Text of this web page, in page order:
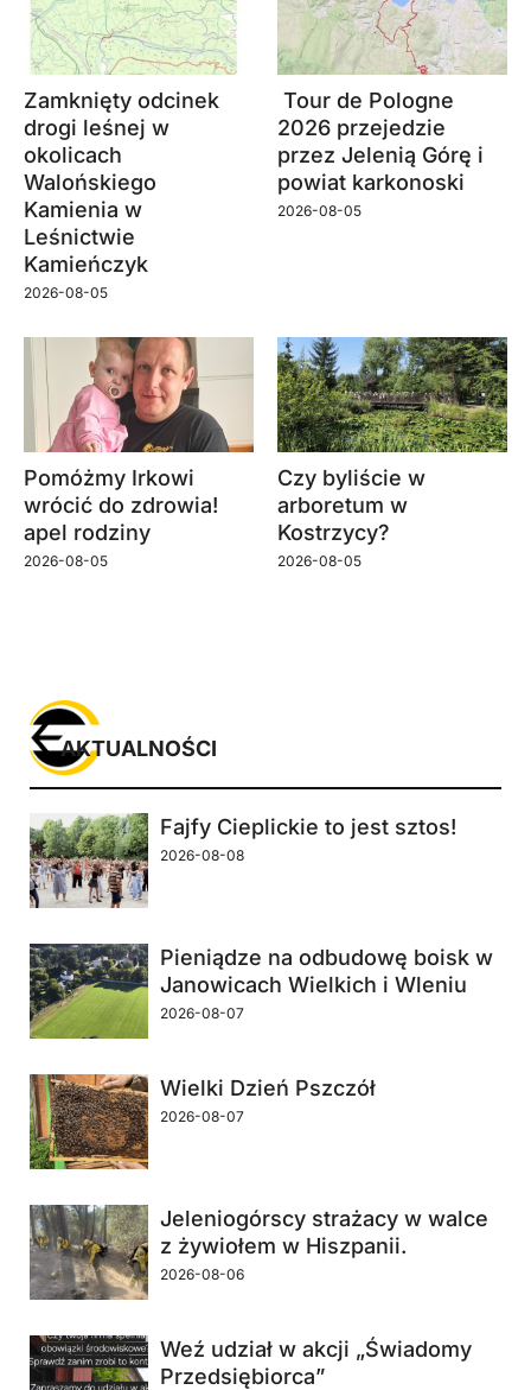
Zamknięty odcinek
drogi leśnej w
okolicach
Walońskiego
Kamienia w
Leśnictwie
Kamieńczyk
2026-08-05
Tour de Pologne
2026 przejedzie
przez Jelenią Górę i
powiat karkonoski
2026-08-05
Pomóżmy Irkowi
wrócić do zdrowia!
apel rodziny
2026-08-05
Czy byliście w
arboretum w
Kostrzycy?
2026-08-05
Fajfy Cieplickie to jest sztos!
2026-08-08
Pieniądze na odbudowę boisk w
Janowicach Wielkich i Wleniu
2026-08-07
Wielki Dzień Pszczół
2026-08-07
Jeleniogórscy strażacy w walce
z żywiołem w Hiszpanii.
2026-08-06
Weź udział w akcji „Świadomy
Przedsiębiorca”
AKTUALNOŚCI